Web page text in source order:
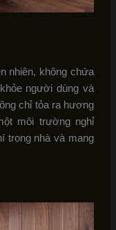
nhiên, không chứa
người dùng và
chỉ tỏa ra hương
môi trường nghỉ
trong nhà và mang